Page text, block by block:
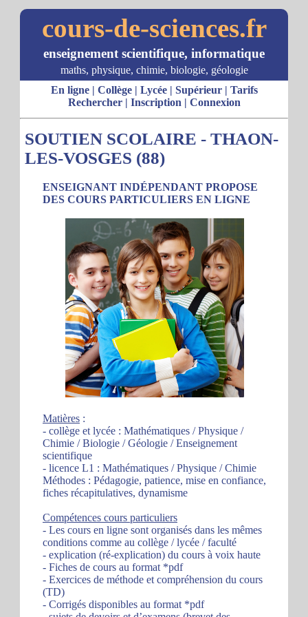
cours-de-sciences.fr
enseignement scientifique, informatique
maths, physique, chimie, biologie, géologie
En ligne| Collège| Lycée| Supérieur| Tarifs
Rechercher| Inscription | Connexion
SOUTIEN SCOLAIRE - THAON-
LES-VOSGES (88)
ENSEIGNANT INDÉPENDANT PROPOSE
DES COURS PARTICULIERS EN LIGNE
Matières :
- collège et lycée : Mathématiques / Physique /
Chimie / Biologie / Géologie / Enseignement
scientifique
- licence L1 : Mathématiques / Physique / Chimie
Méthodes : Pédagogie, patience, mise en confiance,
fiches récapitulatives, dynamisme
Compétences cours particuliers
- Les cours en ligne sont organisés dans les mêmes
conditions comme au collège / lycée / faculté
- explication (ré-explication) du cours à voix haute
- Fiches de cours au format *pdf
- Exercices de méthode et compréhension du cours
(TD)
- Corrigés disponibles au format *pdf